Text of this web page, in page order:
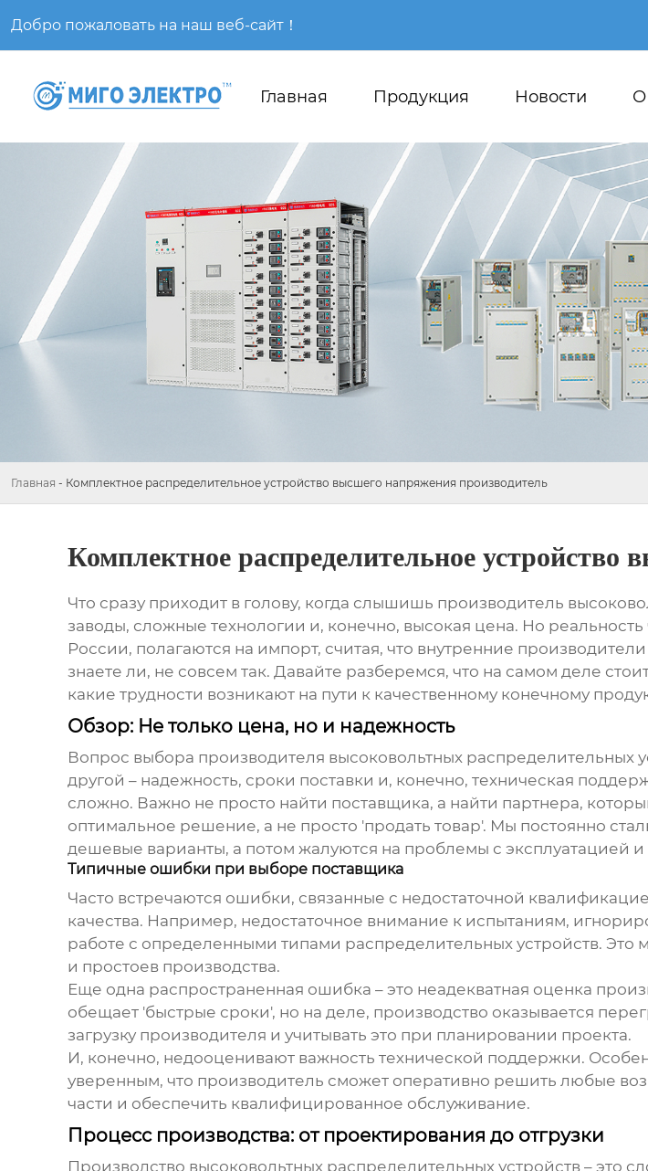
Добро пожаловать на наш веб-сайт！
Главная Продукция Новости О
Главная - Комплектное распределительное устройство высшего напряжения производитель
Комплектное распределительное устройство
Что сразу приходит в голову, когда слышишь производитель
заводы, сложные технологии и, конечно, высокая цена. Но
России, полагаются на импорт, считая, что внутренние
знаете ли, не совсем так. Давайте разберемся, что на самом деле
какие трудности возникают на пути к качественному конечному
Обзор: Не только цена, но и надежность
Вопрос выбора производителя высоковольтных распределительных
другой – надежность, сроки поставки и, конечно, техническая
сложно. Важно не просто найти поставщика, а найти партнера,
оптимальное решение, а не просто 'продать товар'. Мы постоянно
дешевые варианты, а потом жалуются на проблемы с эксплуатацией
Типичные ошибки при выборе поставщика
Часто встречаются ошибки, связанные с недостаточной
качества. Например, недостаточное внимание к испытаниям,
работе с определенными типами распределительных устройств.
и простоев производства.
Еще одна распространенная ошибка – это неадекватная оценка
обещает 'быстрые сроки', но на деле, производство оказывается
загрузку производителя и учитывать это при планировании проекта.
И, конечно, недооценивают важность технической поддержки.
уверенным, что производитель сможет оперативно решить любые
части и обеспечить квалифицированное обслуживание.
Процесс производства: от проектирования до отгрузки
Производство высоковольтных распределительных устройств– это